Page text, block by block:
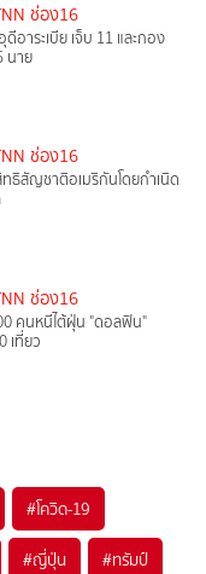
ช่อง16
อาระเบีย เจ็บ 11 และกอง
นาย
ช่อง16
ธิสัญชาติอเมริกันโดยกำเนิด
ช่อง16
คนหนีไต้ฝุ่น "ดอลฟิน"
เที่ยว
#โควิด-19
#ญี่ปุ่น #ทรัมป์